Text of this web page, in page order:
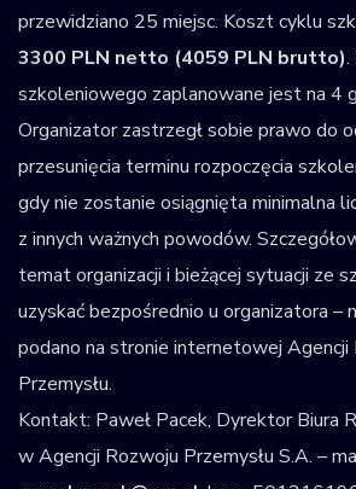
przewidziano 25 miejsc. Koszt cyklu
3300 PLN netto (4059 PLN brutto).
szkoleniowego zaplanowane jest na 4
Organizator zastrzegł sobie prawo do
przesunięcia terminu rozpoczęcia
gdy nie zostanie osiągnięta minimalna
z innych ważnych powodów.
temat organizacji i bieżącej sytuacji ze
uzyskać bezpośrednio u organizatora –
podano na stronie internetowej Agencji
Przemysłu.
Kontakt: Paweł Pacek, Dyrektor Biura
w Agencji Rozwoju Przemysłu S.A. –